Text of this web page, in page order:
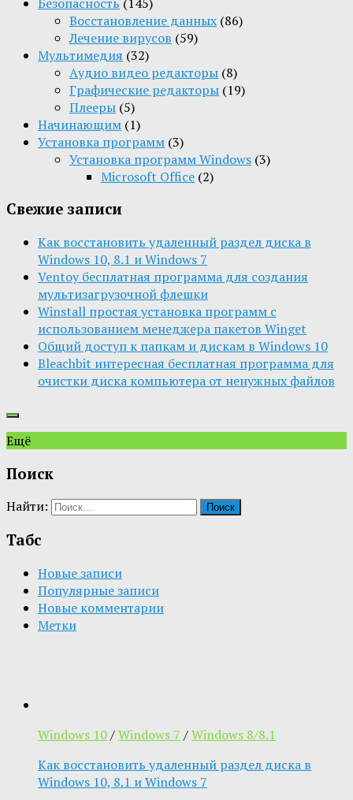
Восстановление данных (86)
Лечение вирусов (59)
Мультимедия (32)
Aудио видео редакторы (8)
Графические редакторы (19)
Плееры (5)
Начинающим (1)
Установка программ (3)
Установка программ Windows (3)
Microsoft Office (2)
Свежие записи
Как восстановить удаленный раздел диска в
Windows 10, 8.1 и Windows 7
Ventoy бесплатная программа для создания
мультизагрузочной флешки
Winstall простая установка программ с
использованием менеджера пакетов Winget
Общий доступ к папкам и дискам в Windows 10
Bleachbit интересная бесплатная программа для
очистки диска компьютера от ненужных файлов
Ещё
Поиск
Найти:
Табс
Новые записи
Популярные записи
Новые комментарии
Метки
Windows 10/Windows 7 /Windows 8/8.1
Как восстановить удаленный раздел диска в
Windows 10, 8.1 и Windows 7